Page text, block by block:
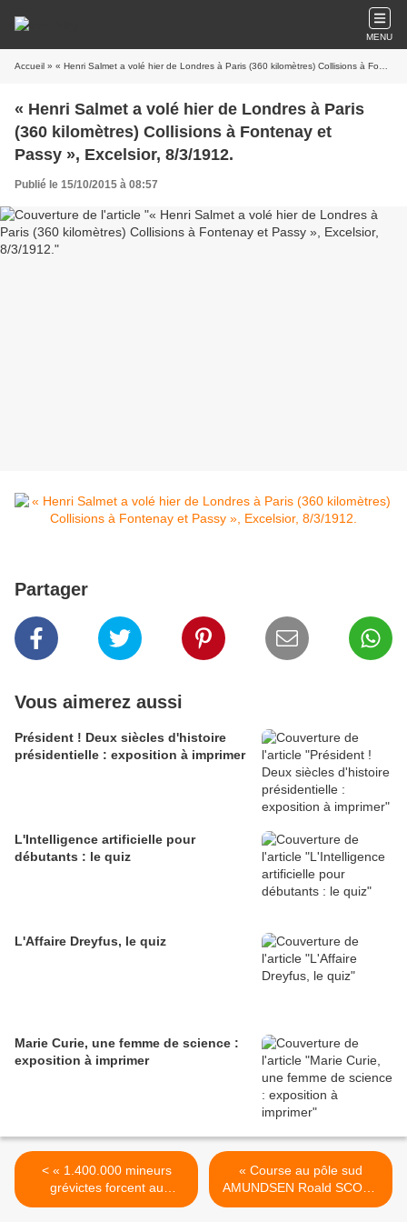
MENU
Accueil » « Henri Salmet a volé hier de Londres à Paris (360 kilomètres) Collisions à Fontenay et Passy », Excelsior, 8/3/1912.
« Henri Salmet a volé hier de Londres à Paris
(360 kilomètres) Collisions à Fontenay et
Passy », Excelsior, 8/3/1912.
Publié le 15/10/2015 à 08:57
Partager
Vous aimerez aussi
Président ! Deux siècles d'histoire
présidentielle : exposition à imprimer
L'Intelligence artificielle pour
débutants : le quiz
L'Affaire Dreyfus, le quiz
Marie Curie, une femme de science :
exposition à imprimer
< « 1.400.000 mineurs
grévictes forcent au
chomage 335.000
« Course au pôle sud
AMUNDSEN Roald SCOTT
Georges », Excelsior,